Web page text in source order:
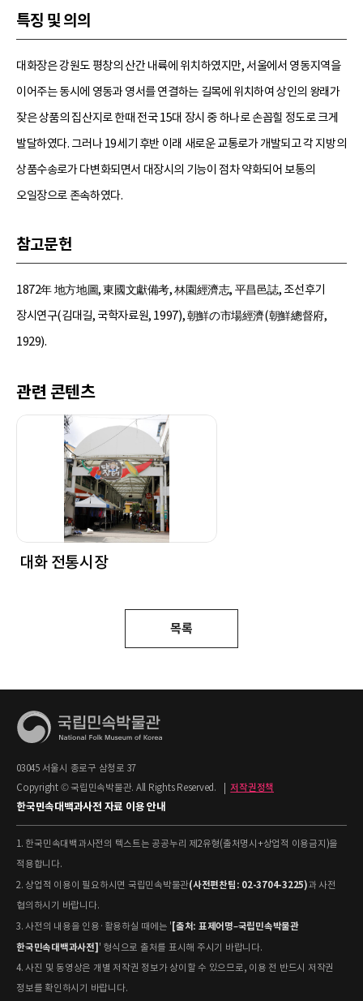
특징 및 의의
대화장은 강원도 평창의 산간 내륙에 위치하였지만, 서울에서 영동지역을
이어주는 동시에 영동과 영서를 연결하는 길목에 위치하여 상인의 왕래가
잦은 상품의 집산지로 한때 전국 15대 장시 중 하나로 손꼽힐 정도로 크게
발달하였다. 그러나 19세기 후반 이래 새로운 교통로가 개발되고 각 지방의
상품수송로가 다변화되면서 대장시의 기능이 점차 약화되어 보통의
오일장으로 존속하였다.
참고문헌
1872年 地方地圖, 東國文獻備考, 林園經濟志, 平昌邑誌, 조선후기
장시연구(김대길, 국학자료원, 1997), 朝鮮の市場經濟(朝鮮總督府,
1929).
관련 콘텐츠
대화 전통시장
목록
03045 서울시 종로구 삼청로 37
Copyright © 국립민속박물관. All Rights Reserved.
저작권정책
한국민속대백과사전 자료 이용 안내
1. 한국민속대백과사전의 텍스트는 공공누리 제2유형(출처명시+상업적 이용금지)을
적용합니다.
2. 상업적 이용이 필요하시면 국립민속박물관(사전편찬팀: 02-3704-3225)과 사전
협의하시기 바랍니다.
3. 사전의 내용을 인용·활용하실 때에는 ' [출처: 표제어명–국립민속박물관
한국민속대백과사전] ' 형식으로 출처를 표시해 주시기 바랍니다.
4. 사진 및 동영상은 개별 저작권 정보가 상이할 수 있으므로, 이용 전 반드시 저작권
정보를 확인하시기 바랍니다.